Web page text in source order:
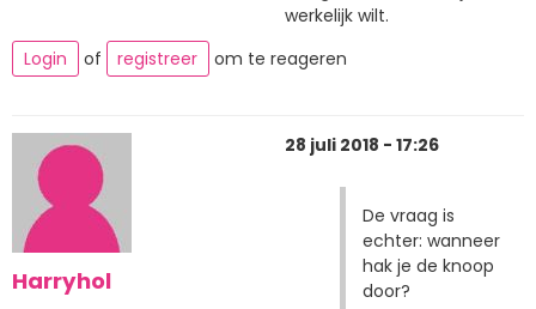
werkelijk wilt.
Login
of registreer om te reageren
Harryhol
28 juli 2018 - 17:26
De vraag is
echter: wanneer
hak je de knoop
door?